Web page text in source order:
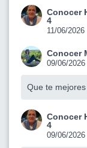
Conocer
4
11/06/2026
Conocer
09/06/2026
Que te
Conocer
4
09/06/2026